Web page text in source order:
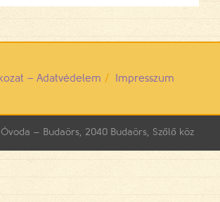
– Adatvédelem Impresszum
– Budaörs, 2040 Budaörs, Szőlő köz